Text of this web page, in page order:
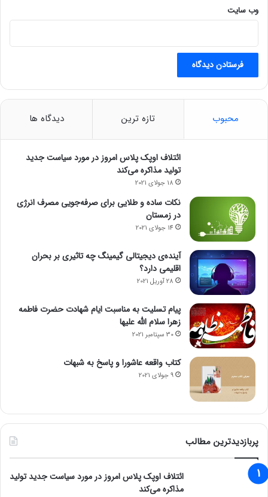
وب‌ سایت
محبوب تازه ترین دیدگاه ها
ائتلاف اوپک پلاس امروز در مورد سیاست جدید
تولید مذاکره می‌کند
18 جولای 2021
نکات ساده و طلایی برای صرفه‌جویی مصرف انرژی
در زمستان
14 جولای 2021
آینده‌ی دیجیتالی گیمینگ چه تاثیری بر بحران
اقلیمی دارد؟
28 آوریل 2021
پیام تسلیت به مناسبت ایام شهادت حضرت فاطمه
زهرا سلام الله علیها
30 سپتامبر 2021
کتاب واقعه عاشورا و پاسخ به شبهات
9 جولای 2021
پربازدیدترین مطالب
ائتلاف اوپک پلاس امروز در مورد سیاست جدید تولید
مذاکره می‌کند